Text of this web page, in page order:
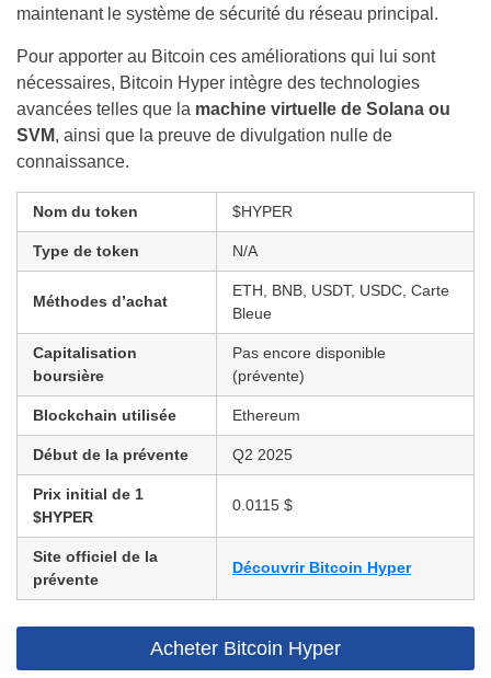
maintenant le système de sécurité du réseau principal.
Pour apporter au Bitcoin ces améliorations qui lui sont
nécessaires, Bitcoin Hyper intègre des technologies
avancées telles que la machine virtuelle de Solana ou
SVM, ainsi que la preuve de divulgation nulle de
connaissance.
Nom du token $HYPER
Type de token N/A
Méthodes d’achat
ETH, BNB, USDT, USDC, Carte
Bleue
Capitalisation
boursière
Pas encore disponible
(prévente)
Blockchain utilisée Ethereum
Début de la prévente Q2 2025
Prix initial de 1
$HYPER
0.0115 $
Site officiel de la
prévente
Découvrir Bitcoin Hyper
Acheter Bitcoin Hyper